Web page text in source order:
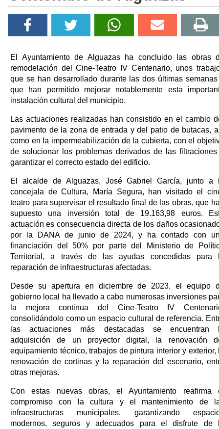
El Ayuntamiento de Alguazas ha concluido las obras
remodelación del Cine-Teatro IV Centenario, unos
que se han desarrollado durante las dos últimas
que han permitido mejorar notablemente esta
instalación cultural del municipio.
Las actuaciones realizadas han consistido en el cambio
pavimento de la zona de entrada y del patio de butacas,
como en la impermeabilización de la cubierta, con el
de solucionar los problemas derivados de las
garantizar el correcto estado del edificio.
El alcalde de Alguazas, José Gabriel García, junto a
concejala de Cultura, María Segura, han visitado el
teatro para supervisar el resultado final de las obras, que
supuesto una inversión total de 19.163,98 euros.
actuación es consecuencia directa de los daños
por la DANA de junio de 2024, y ha contado con
financiación del 50% por parte del Ministerio de
Territorial, a través de las ayudas concedidas para
reparación de infraestructuras afectadas.
Desde su apertura en diciembre de 2023, el equipo
gobierno local ha llevado a cabo numerosas inversiones
la mejora continua del Cine-Teatro IV
consolidándolo como un espacio cultural de referencia.
las actuaciones más destacadas se encuentran
adquisición de un proyector digital, la renovación
equipamiento técnico, trabajos de pintura interior y exterior,
renovación de cortinas y la reparación del escenario,
otras mejoras.
Con estas nuevas obras, el Ayuntamiento reafirma
compromiso con la cultura y el mantenimiento de
infraestructuras municipales, garantizando
modernos, seguros y adecuados para el disfrute de